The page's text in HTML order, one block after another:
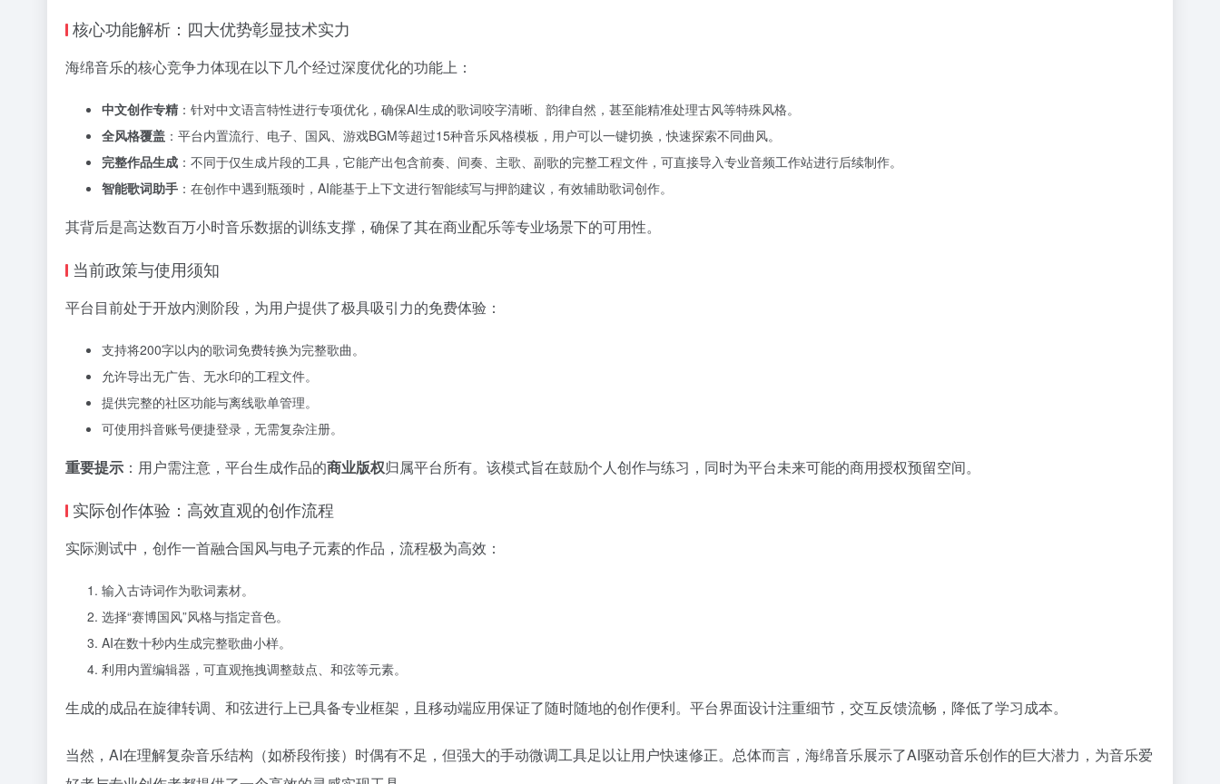
核心功能解析：四大优势彰显技术实力
海绵音乐的核心竞争力体现在以下几个经过深度优化的功能上：
中文创作专精 ：针对中文语言特性进行专项优化，确保AI生成的歌词咬字清晰、韵律自然，甚至能精准处理古风等特殊风格。
全风格覆盖 ：平台内置流行、电子、国风、游戏BGM等超过15种音乐风格模板，用户可以一键切换，快速探索不同曲风。
完整作品生成 ：不同于仅生成片段的工具，它能产出包含前奏、间奏、主歌、副歌的完整工程文件，可直接导入专业音频工作站进行后续制作。
智能歌词助手 ：在创作中遇到瓶颈时，AI能基于上下文进行智能续写与押韵建议，有效辅助歌词创作。
其背后是高达数百万小时音乐数据的训练支撑，确保了其在商业配乐等专业场景下的可用性。
当前政策与使用须知
平台目前处于开放内测阶段，为用户提供了极具吸引力的免费体验：
支持将200字以内的歌词免费转换为完整歌曲。
允许导出无广告、无水印的工程文件。
提供完整的社区功能与离线歌单管理。
可使用抖音账号便捷登录，无需复杂注册。
重要提示 ：用户需注意，平台生成作品的商业版权归属平台所有。该模式旨在鼓励个人创作与练习，同时为平台未来可能的商用授权预留空间。
实际创作体验：高效直观的创作流程
实际测试中，创作一首融合国风与电子元素的作品，流程极为高效：
输入古诗词作为歌词素材。
选择“赛博国风”风格与指定音色。
AI在数十秒内生成完整歌曲小样。
利用内置编辑器，可直观拖拽调整鼓点、和弦等元素。
生成的成品在旋律转调、和弦进行上已具备专业框架，且移动端应用保证了随时随地的创作便利。平台界面设计注重细节，交互反馈流畅，降低了学习成本。
当然，AI在理解复杂音乐结构（如桥段衔接）时偶有不足，但强大的手动微调工具足以让用户快速修正。总体而言，海绵音乐展示了AI驱动音乐创作的巨大潜力，为音乐爱